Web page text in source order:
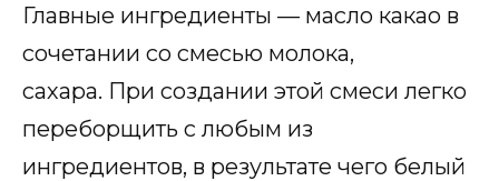
Главные ингредиенты — масло какао в
сочетании со смесью молока,
сахара. При создании этой смеси легко
переборщить с любым из
ингредиентов, в результате чего белый